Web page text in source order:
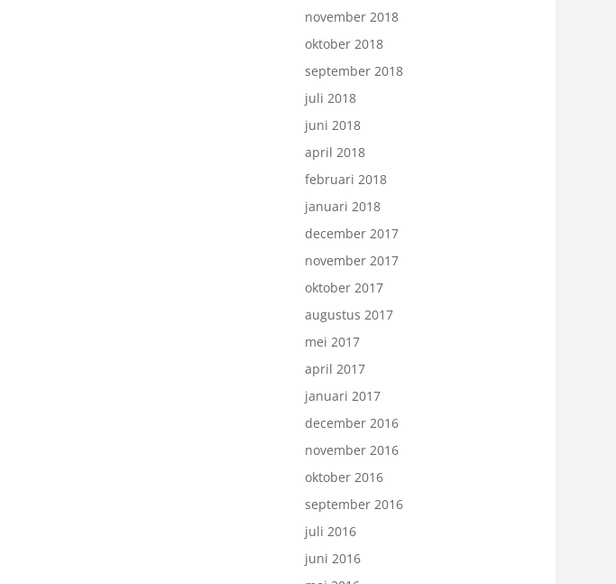
november 2018
oktober 2018
september 2018
juli 2018
juni 2018
april 2018
februari 2018
januari 2018
december 2017
november 2017
oktober 2017
augustus 2017
mei 2017
april 2017
januari 2017
december 2016
november 2016
oktober 2016
september 2016
juli 2016
juni 2016